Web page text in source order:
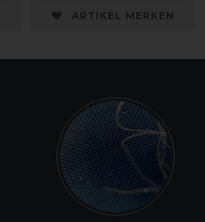
ARTIKEL MERKEN